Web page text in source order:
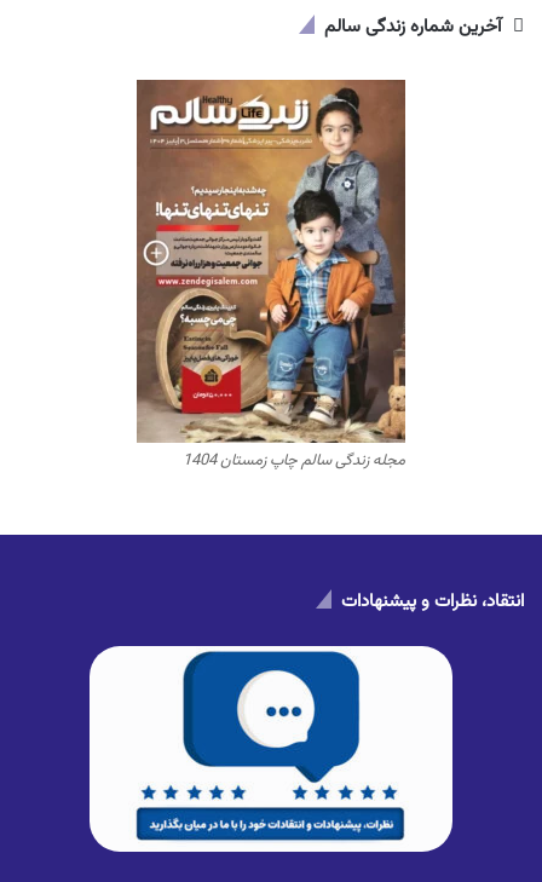
آخرین شماره زندگی سالم
مجله زندگی سالم چاپ زمستان 1404
انتقاد، نظرات و پیشنهادات